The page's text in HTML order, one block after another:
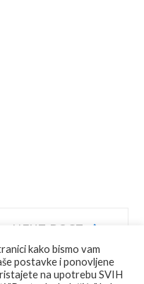
NEXT POST
kako bismo vam
postavke i ponovljene
na upotrebu SVIH